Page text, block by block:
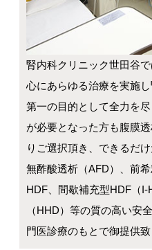
腎内科クリニック世田谷
心にあらゆる治療を実施
第一の目的として全力を
が必要となった方も腹膜
りご選択頂き、できるだ
無酢酸透析（AFD）、前
HDF、間歇補充型HDF（
（HHD）等の質の高い安
門医診療のもとで御提供致